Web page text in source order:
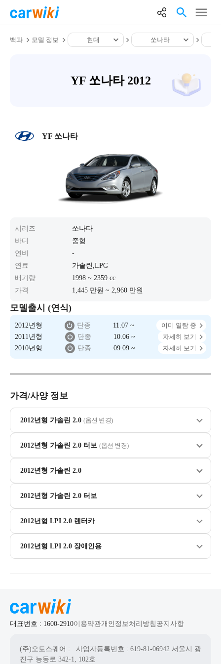
백과 모델 정보 현대 쏘나타
YF 쏘나타 2012
YF 쏘나타
시리즈
쏘나타
바디
중형
연비
-
연료
가솔린,LPG
배기량
1998 ~ 2359 cc
가격
1,445 만원 ~ 2,960 만원
모델출시 (연식)
2012년형 단종 11.07 ~
이미 열람 중
2011년형
단종 10.06 ~
자세히 보기
2010년형
단종 09.09 ~ 자세히 보기
가격/사양 정보
2012년형 가솔린 2.0 (옵션 변경)
2012년형 가솔린 2.0 터보 (옵션 변경)
2012년형 가솔린 2.0
2012년형 가솔린 2.0 터보
2012년형 LPI 2.0 렌터카
2012년형 LPI 2.0 장애인용
대표번호 : 1600-2910이용약관개인정보처리방침 공지사항
(주)오토스퀘어 : 사업자등록번호 : 619-81-06942 서울시 광
진구 능동로 342-1, 102호